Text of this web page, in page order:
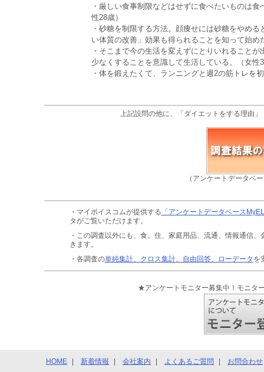
・厳しい食事制限などはせずに食べたいものは
性28歳）
・砂糖を制限する方法。顔痩せには砂糖をやめ
い体質の改善」効果も得られることを知って始め
・そこまで今の生活を変えずにとりいれること
少なくすることを意識して生活している。（女性
・体を鍛えたくて、ランニングと週2の筋トレを
上記設問の他に、「ダイエットをする理由
（アンケートデータベ
・マイボイスコムが提供する 「アンケートデータベース
タがご覧いただけます。
・この調査以外にも、食、住、家庭用品、流通、情報通信、
きます。
・各調査の単純集計、クロス集計、自由回答、ローデータ を
★アンケートモニター募集中！モニタ
HOME 新着情報 会社案内 よくあるご質問 お問合わせ